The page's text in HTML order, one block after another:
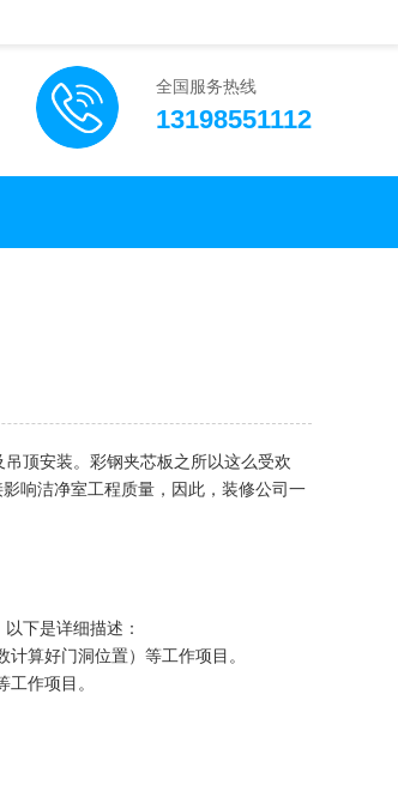
全国服务热线
13198551112
顶安装。彩钢夹芯板之所以这么受欢
响洁净室工程质量，因此，装修公司一
下是详细描述：
算好门洞位置）等工作项目。
作项目。